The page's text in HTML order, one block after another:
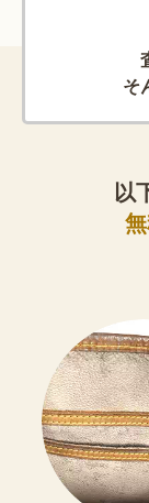
そ
以